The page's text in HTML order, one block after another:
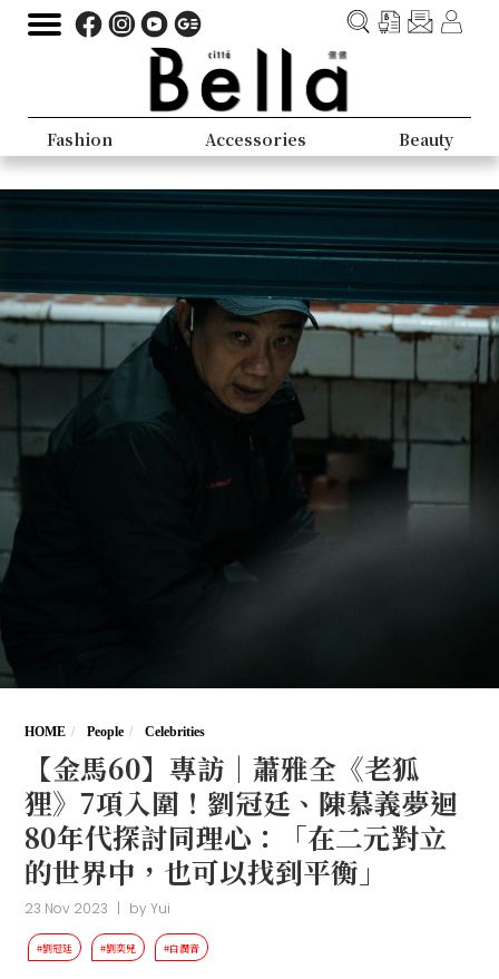
Fashion Accessories Beauty
HOME People Celebrities
【金馬60】專訪｜蕭雅全《老狐
狸》7項入圍！劉冠廷、陳慕義夢迴
80年代探討同理心：「在二元對立
的世界中，也可以找到平衡」
23 Nov 2023 | byYui
#劉冠廷 #劉奕兒 #白潤音